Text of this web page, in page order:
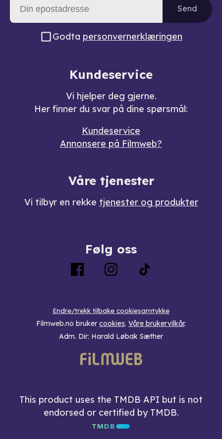
Send
Godta personvernerklæringen
Kundeservice
Vi hjelper deg gjerne.
Her finner du svar på dine spørsmål:
Kundeservice
Annonsere på Filmweb?
Våre tjenester
Vi tilbyr en rekke tjenester og produkter
Følg oss
Endre/trekk tilbake cookiesamtykke
Filmweb.no bruker cookies. Våre brukervilkår.
Adm. Dir: Harald Løbak Sæther
This product uses the TMDB API but is not
endorsed or certified by TMDB.